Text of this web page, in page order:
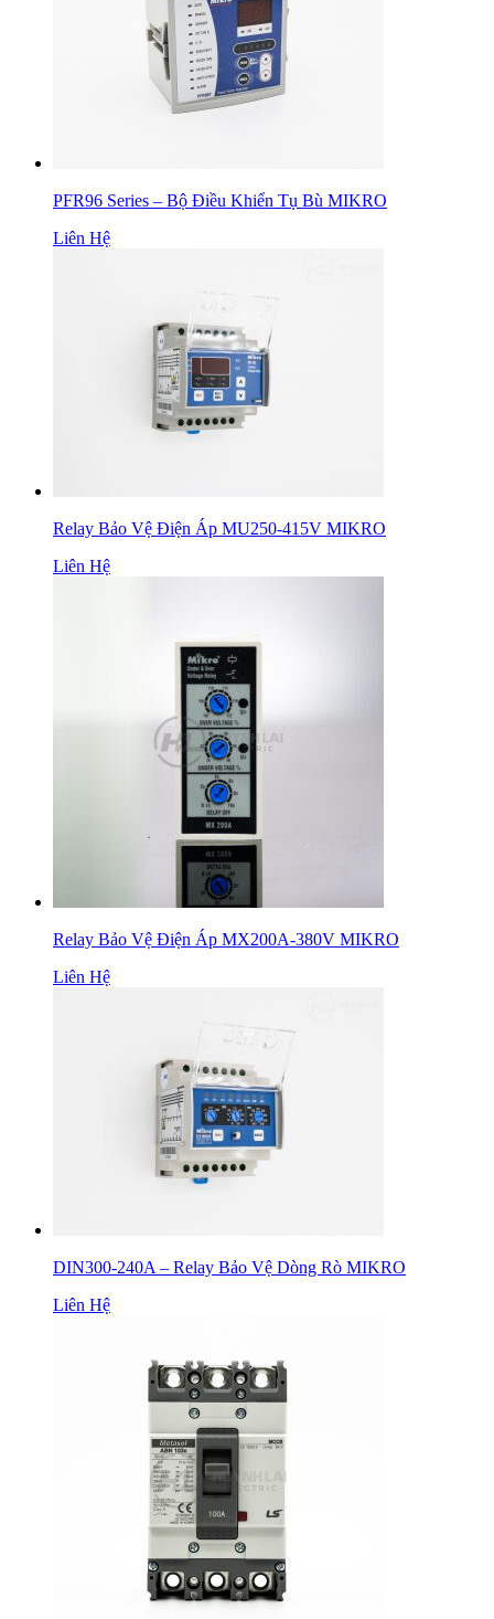
PFR96 Series – Bộ Điều Khiển Tụ Bù MIKRO
Liên Hệ
Relay Bảo Vệ Điện Áp MU250-415V MIKRO
Liên Hệ
Relay Bảo Vệ Điện Áp MX200A-380V MIKRO
Liên Hệ
DIN300-240A – Relay Bảo Vệ Dòng Rò MIKRO
Liên Hệ